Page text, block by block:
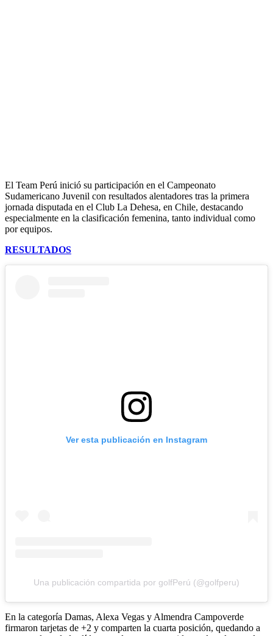
El Team Perú inició su participación en el Campeonato
Sudamericano Juvenil con resultados alentadores tras la primera
jornada disputada en el Club La Dehesa, en Chile, destacando
especialmente en la clasificación femenina, tanto individual como
por equipos.
RESULTADOS
Ver esta publicación en Instagram
Una publicación compartida por golfPerú (@golfperu)
En la categoría Damas, Alexa Vegas y Almendra Campoverde
firmaron tarjetas de +2 y comparten la cuarta posición, quedando a